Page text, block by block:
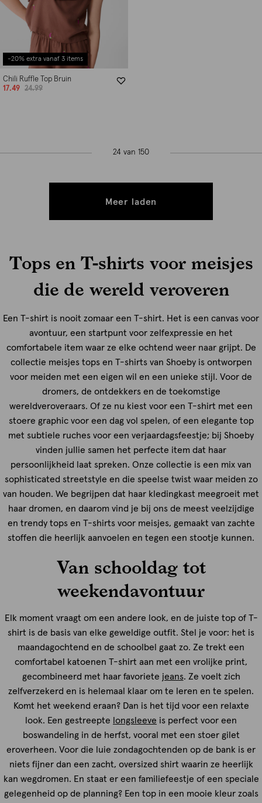
-20% extra vanaf 3 items
Chili Ruffle Top Bruin
17.49
24.99
24 van 150
Meer laden
Tops en T-shirts voor meisjes
die de wereld veroveren
Een T-shirt is nooit zomaar een T-shirt. Het is een canvas voor
avontuur, een startpunt voor zelfexpressie en het
comfortabele item waar ze elke ochtend weer naar grijpt. De
collectie meisjes tops en T-shirts van Shoeby is ontworpen
voor meiden met een eigen wil en een unieke stijl. Voor de
dromers, de ontdekkers en de toekomstige
wereldveroveraars. Of ze nu kiest voor een T-shirt met een
stoere graphic voor een dag vol spelen, of een elegante top
met subtiele ruches voor een verjaardagsfeestje; bij Shoeby
vinden jullie samen het perfecte item dat haar
persoonlijkheid laat spreken. Onze collectie is een mix van
sophisticated streetstyle en die speelse twist waar meiden zo
van houden. We begrijpen dat haar kledingkast meegroeit met
haar dromen, en daarom vind je bij ons de meest veelzijdige
en trendy tops en T-shirts voor meisjes, gemaakt van zachte
stoffen die heerlijk aanvoelen en tegen een stootje kunnen.
Van schooldag tot
weekendavontuur
Elk moment vraagt om een andere look, en de juiste top of T-
shirt is de basis van elke geweldige outfit. Stel je voor: het is
maandagochtend en de schoolbel gaat zo. Ze trekt een
comfortabel katoenen T-shirt aan met een vrolijke print,
gecombineerd met haar favoriete jeans. Ze voelt zich
zelfverzekerd en is helemaal klaar om te leren en te spelen.
Komt het weekend eraan? Dan is het tijd voor een relaxte
look. Een gestreepte longsleeve is perfect voor een
boswandeling in de herfst, vooral met een stoer gilet
eroverheen. Voor die luie zondagochtenden op de bank is er
niets fijner dan een zacht, oversized shirt waarin ze heerlijk
kan wegdromen. En staat er een familiefeestje of een speciale
gelegenheid op de planning? Een top in een mooie kleur zoals